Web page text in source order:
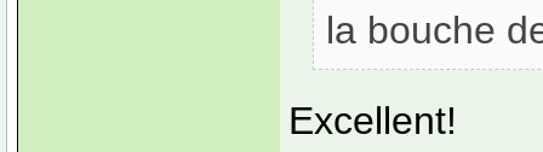
la bouche
Excellent!